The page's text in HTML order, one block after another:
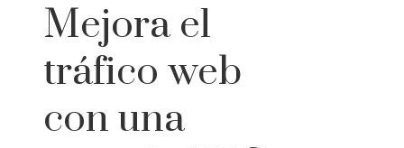
Mejora el
tráfico web
con una